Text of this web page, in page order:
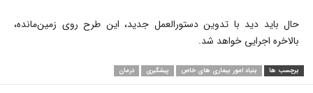
حال باید دید با تدوین دستورالعمل جدید، این طرح روی زمین‌مانده،
بالاخره اجرایی خواهد شد.
برچسب ها بنیاد امور بیماری های خاص پیشگیری درمان